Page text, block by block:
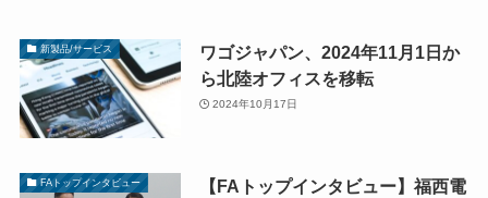
新製品/サービス
ワゴジャパン、2024年11月1日か
ら北陸オフィスを移転
2024年10月17日
FAトップインタビュー
【FAトップインタビュー】福西電